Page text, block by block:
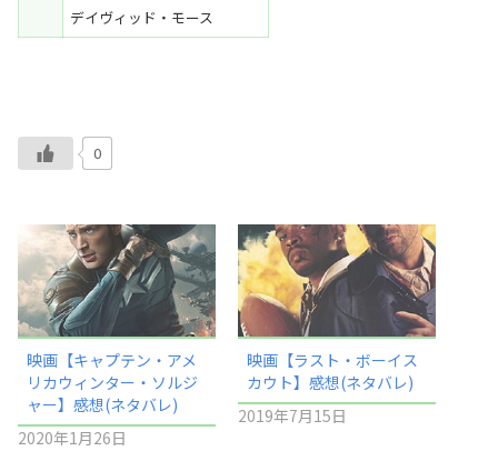
デイヴィッド・モース
0
映画【キャプテン・アメ
リカウィンター・ソルジ
ャー】感想(ネタバレ)
2020年1月26日
映画【ラスト・ボーイス
カウト】感想(ネタバレ)
2019年7月15日